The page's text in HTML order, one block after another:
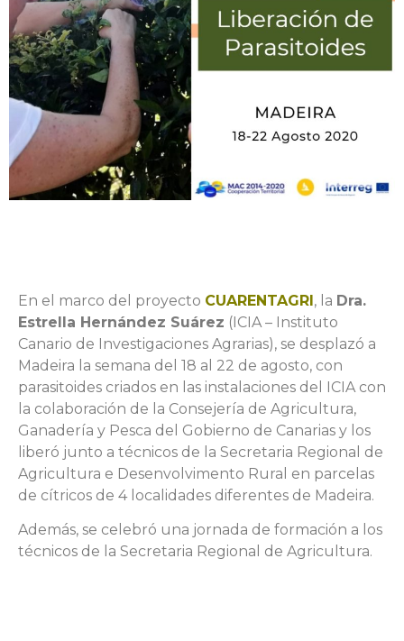
En el marco del proyecto CUARENTAGRI, la Dra.
Estrella Hernández Suárez (ICIA – Instituto
Canario de Investigaciones Agrarias), se desplazó a
Madeira la semana del 18 al 22 de agosto, con
parasitoides criados en las instalaciones del ICIA con
la colaboración de la Consejería de Agricultura,
Ganadería y Pesca del Gobierno de Canarias y los
liberó junto a técnicos de la Secretaria Regional de
Agricultura e Desenvolvimento Rural en parcelas
de cítricos de 4 localidades diferentes de Madeira.
Además, se celebró una jornada de formación a los
técnicos de la Secretaria Regional de Agricultura.